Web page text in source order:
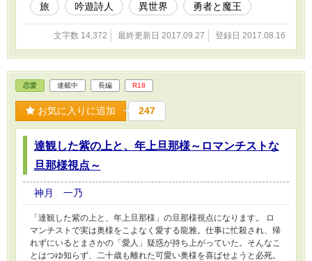
旅 吟遊詩人 異世界 勇者と魔王
文字数 14,372 最終更新日 2017.09.27 登録日 2017.08.16
恋愛 連載中 長編 R18
お気に入りに追加 247
達観した紫の上と、年上旦那様～ロマンチストな
旦那様視点～
神月 一乃
「達観した紫の上と、年上旦那様」の旦那様視点になります。 ロ
マンチストで実は奥様をこよなく愛する龍雅。仕事に忙殺され、帰
れずにいるとまさかの「愛人」疑惑が持ち上がっていた。そんなこ
とはつゆ知らず、二十歳も離れた可愛い奥様を喜ばせようと必死。